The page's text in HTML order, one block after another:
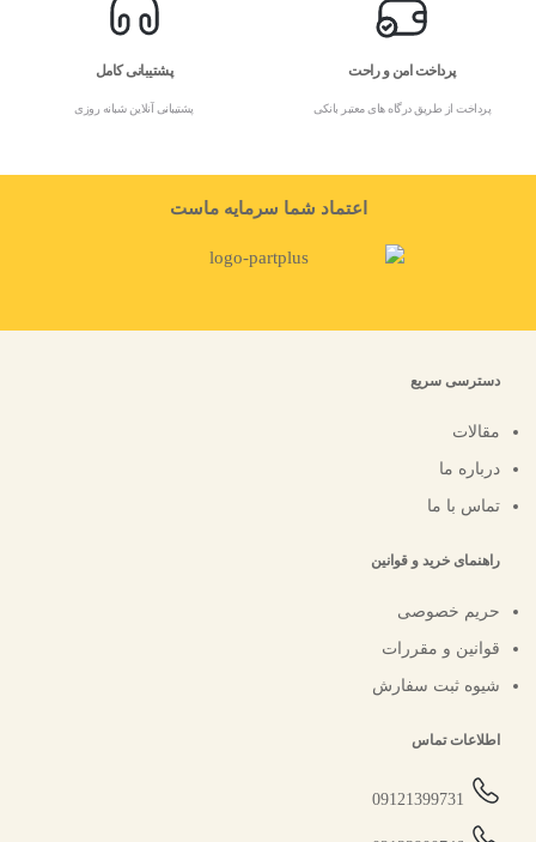
پرداخت امن و راحت
پرداخت از طریق درگاه های معتبر بانکی
پشتیبانی کامل
پشتیبانی آنلاین شبانه روزی
اعتماد شما سرمایه ماست
دسترسی سریع
مقالات
درباره ما
تماس با ما
راهنمای خرید و قوانین
حریم خصوصی
قوانین و مقررات
شیوه ثبت سفارش
اطلاعات تماس
09121399731